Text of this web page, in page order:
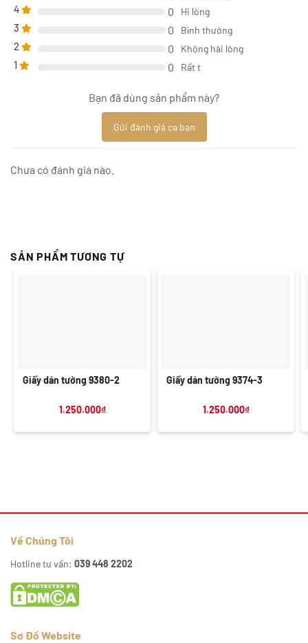
4 0 Hi lòng
3 0 Bình thường
2 0 Không hài lòng
1 0 Rất t
Bạn đã dùng sản phẩm này?
Gửi đánh giá ca bạn
Chưa có đánh giá nào.
SẢN PHẨM TƯƠNG TỰ
Giấy dán tường 9380-2
1.250.000₫
Giấy dán tường 9374-3
1.250.000₫
Về Chúng Tôi
Hotline tư vấn: 039 448 2202
Sơ Đồ Website